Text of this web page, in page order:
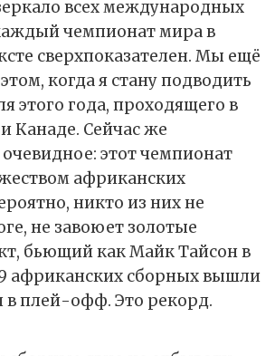
всех международных
чемпионат мира в
сверхпоказателен. Мы ещё
когда я стану подводить
этого года, проходящего в
Канаде. Сейчас же
этот чемпионат
африканских
никто из них не
не завоюет золотые
бьющий как Майк Тайсон в
африканских сборных вышли
в плей-офф. Это рекорд.